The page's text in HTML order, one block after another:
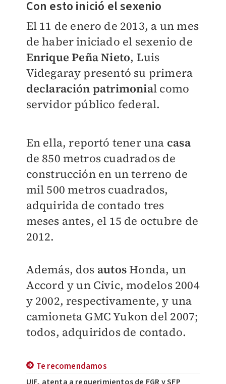
Con esto inició el sexenio
El 11 de enero de 2013, a un mes
de haber iniciado el sexenio de
Enrique Peña Nieto, Luis
Videgaray presentó su primera
declaración patrimonial como
servidor público federal.
En ella, reportó tener una casa
de 850 metros cuadrados de
construcción en un terreno de
mil 500 metros cuadrados,
adquirida de contado tres
meses antes, el 15 de octubre de
2012.
Además, dos autosHonda, un
Accord y un Civic, modelos 2004
y 2002, respectivamente, y una
camioneta GMC Yukon del 2007;
todos, adquiridos de contado.
Te recomendamos